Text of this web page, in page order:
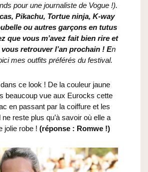
pour une journaliste de Vogue !).
Pikachu, Tortue ninja, K-way
ou autres garçons en tutus
que vous m’avez fait bien rire et
vous retrouver l’an prochain ! En
mes outfits préférés du festival.
ce look ! De la couleur jaune
beaucoup vue aux Eurocks cette
en passant par la coiffure et les
reste plus qu’à savoir où elle a
jolie robe ! (réponse : Romwe !)